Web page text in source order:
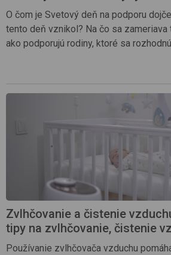
O čom je Svetový deň na podporu
tento deň vznikol? Na čo sa zameriava
ako podporujú rodiny, ktoré sa
Zvlhčovanie a čistenie
tipy na zvlhčovanie, čistenie
Používanie zvlhčovača vzduchu